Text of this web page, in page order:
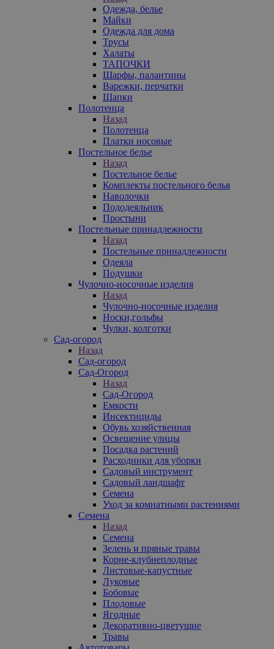
Одежда, белье
Майки
Одежда для дома
Трусы
Халаты
ТАПОЧКИ
Шарфы, палантины
Варежки, перчатки
Шапки
Полотенца
Назад
Полотенца
Платки носовые
Постельное белье
Назад
Постельное белье
Комплекты постельного белья
Наволочки
Пододеяльник
Простыни
Постельные принадлежности
Назад
Постельные принадлежности
Одеяла
Подушки
Чулочно-носочные изделия
Назад
Чулочно-носочные изделия
Носки,гольфы
Чулки, колготки
Сад-огород
Назад
Сад-огород
Сад-Огород
Назад
Сад-Огород
Емкости
Инсектициды
Обувь хозяйственная
Освещение улицы
Посадка растений
Расходники для уборки
Садовый инструмент
Садовый ландшафт
Семена
Уход за комнатными растениями
Семена
Назад
Семена
Зелень и пряные травы
Корне-клубнеплодные
Листовые-капустные
Луковые
Бобовые
Плодовые
Ягодные
Декоративно-цветущие
Травы